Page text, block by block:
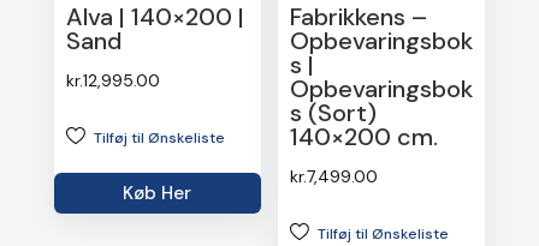
Alva | 140×200 |
Sand
kr.12,995.00
Tilføj til Ønskeliste
Køb Her
Fabrikkens –
Opbevaringsbok
s |
Opbevaringsbok
s (Sort)
140×200 cm.
kr.7,499.00
Tilføj til Ønskeliste